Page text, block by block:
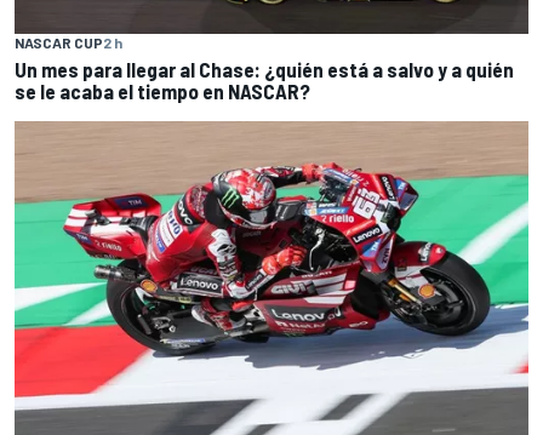
NASCAR CUP2 h
Un mes para llegar al Chase: ¿quién está a salvo y a quién
se le acaba el tiempo en NASCAR?